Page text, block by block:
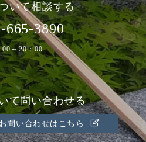
いて相談する
665-3890
00～20：00
て問い合わせる
問い合わせはこちら